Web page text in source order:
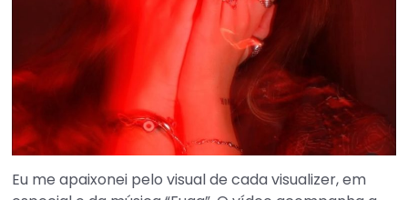
Eu me apaixonei pelo visual de cada visualizer, em